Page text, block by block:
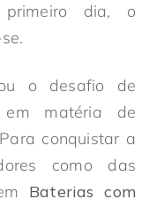
dia, o
o desafio de
em matéria de
conquistar a
como das
Baterias com